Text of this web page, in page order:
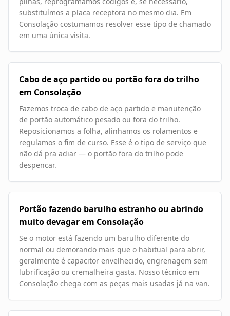
substituímos a placa receptora no mesmo dia. Em
Consolação costumamos resolver esse tipo de chamado
em uma única visita.
Cabo de aço partido ou portão fora do trilho
em Consolação
Fazemos troca de cabo de aço partido e manutenção
de portão automático pesado ou fora do trilho.
Reposicionamos a folha, alinhamos os rolamentos e
regulamos o fim de curso. Esse é o tipo de serviço que
não dá pra adiar — o portão fora do trilho pode
despencar.
Portão fazendo barulho estranho ou abrindo
muito devagar em Consolação
Se o motor está fazendo um barulho diferente do
normal ou demorando mais que o habitual para abrir,
geralmente é capacitor envelhecido, engrenagem sem
lubrificação ou cremalheira gasta. Nosso técnico em
Consolação chega com as peças mais usadas já na van.